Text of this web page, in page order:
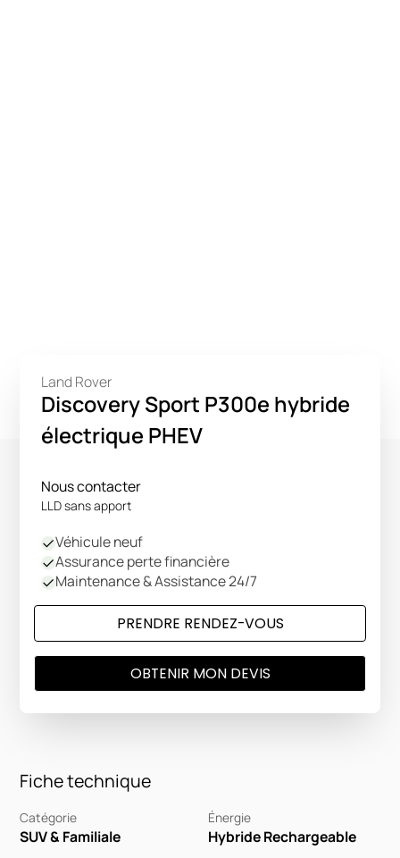
Fiche technique
Catégorie
SUV & Familiale
Énergie
Hybride Rechargeable
Land Rover
Discovery Sport P300e hybride
électrique PHEV
Nous contacter
LLD sans apport
Véhicule neuf
Assurance perte financière
Maintenance & Assistance 24/7
PRENDRE RENDEZ-VOUS
OBTENIR MON DEVIS